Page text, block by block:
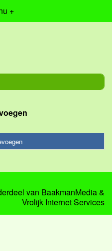
+
van BaakmanMedia&
Vrolijk Internet Services